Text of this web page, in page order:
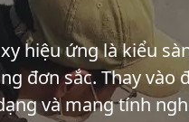
hiệu ứng là kiểu
đơn sắc. Thay vào
và mang tính